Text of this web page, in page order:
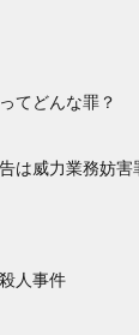
てどんな罪？
は威力業務妨害
人事件